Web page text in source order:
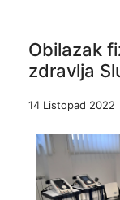
Obilazak
zdravlja
14 Listopad 2022